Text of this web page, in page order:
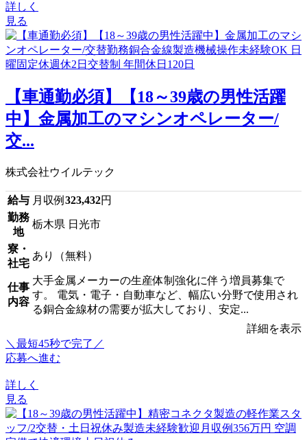
詳しく
見る
【車通勤必須】【18～39歳の男性活躍
中】金属加工のマシンオペレーター/
交...
株式会社ウイルテック
給与 月収例 323,432円
勤務
地
栃木県 日光市
寮・
社宅
あり（無料）
仕事
内容
大手金属メーカーの生産体制強化に伴う増員募集で
す。 電気・電子・自動車など、幅広い分野で使用され
る銅合金線材の需要が拡大しており、安定...
詳細を表示
＼最短45秒で完了／
応募へ進む
詳しく
見る